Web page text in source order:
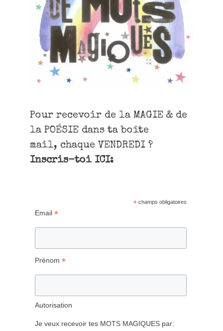
Pour recevoir de la MAGIE & de
la POÉSIE dans ta boîte
mail, chaque VENDREDI ?
Inscris-toi ICI:
* champs obligatoires
Email *
Prénom *
Autorisation
Je veux recevoir tes MOTS MAGIQUES par: